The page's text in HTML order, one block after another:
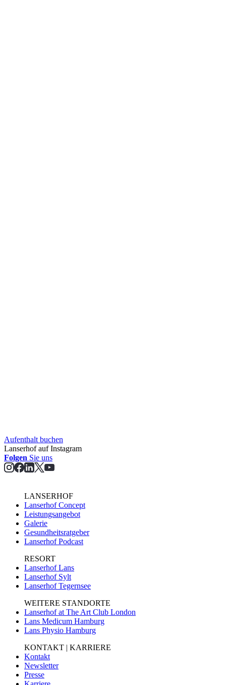
Aufent­halt buchen
Lanserhof auf Instagram
Folgen Sie uns
LANSERHOF
Lanserhof Concept
Leistungsangebot
Galerie
Gesundheitsratgeber
Lanserhof Podcast
RESORT
Lanserhof Lans
Lanserhof Sylt
Lanserhof Tegernsee
WEITERE STANDORTE
Lanserhof at The Art Club London
Lans Medicum Hamburg
Lans Physio Hamburg
KONTAKT | KARRIERE
Kontakt
Newsletter
Presse